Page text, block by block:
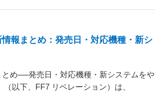
報まとめ：発売日・対応機種・新シ
とめ──発売日・対応機種・新システムをや
以下、FF7 リベレーション）は、